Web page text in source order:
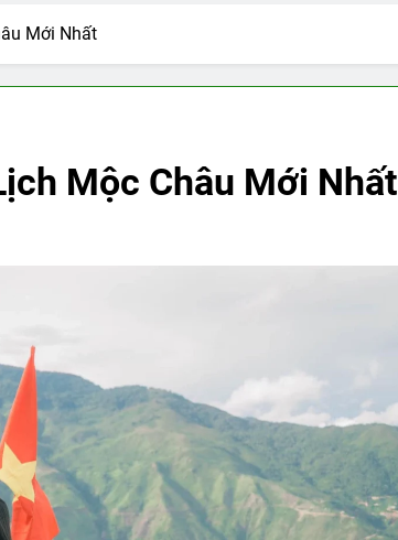
Mới Nhất
Mộc Châu Mới Nhất